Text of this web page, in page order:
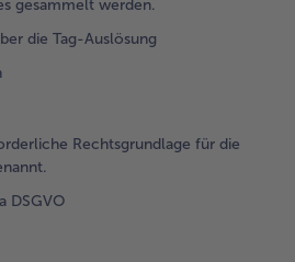
gesammelt werden.
die Tag-Auslösung
Rechtsgrundlage für die
DSGVO